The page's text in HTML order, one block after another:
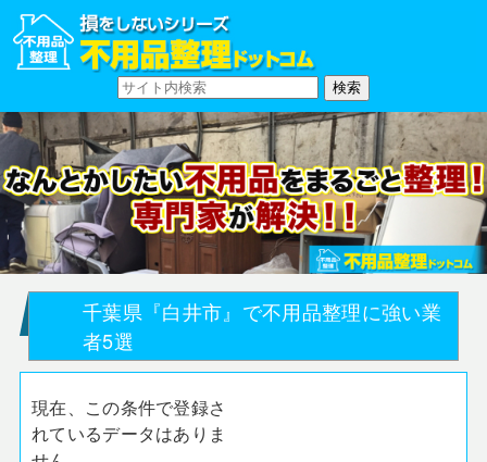
千葉県『白井市』で不用品整理に強い業
者5選
現在、この条件で登録さ
れているデータはありま